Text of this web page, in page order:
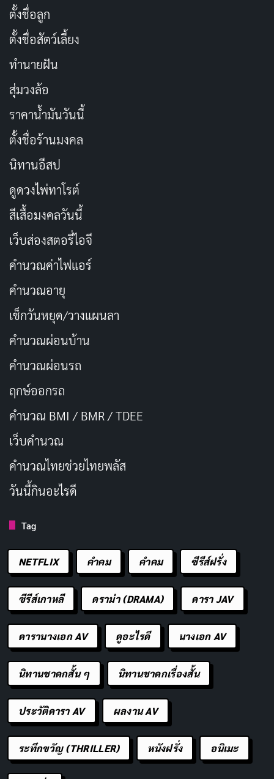
รีวิว Numbers (ล้างบัญชีแค้น)
IMDb - 7.1
หากคุณชื่นชอบซีรีส์แนวสืบสวนสอบสวนและการแก้
แค้น ลองรับชมซีรีส์ Numbers (ล้างบัญชีแค้น) ดูสิ คุณ
User Rating:
FIRST AIR
2018-05-01
EPISODES
Numbers
20181 ซีซัน
Numbers พาผู้ชมไปรู้จักนักคณิตศาสตร์อัจฉริยะผู้ค้น
พบทฤษฎีและพรมแดนใหม่ของวิชาคณิตศาสตร์ ใน
แบบที่ไม่เคยมีใครเห็นมาก่อน เพื่อเผยให้เห็นความ
งามของตัวเลข ต่างจากสารคดีเคร่งขรึมทั่วไป
รายการนี้จะคลี่คลายปริศนาของตัวเลขราวกับนักสืบ
ที่ตามแกะรอย ทำให้คณิตศาสตร์เป็นเรื่องสนุกและ
เข้าถึงได้
Copy URL
ตั้งชื่อลูก
ตั้งชื่อสัตว์เลี้ยง
ทำนายฝัน
สุ่มวงล้อ
ราคาน้ำมันวันนี้
ตั้งชื่อร้านมงคล
นิทานอีสป
ดูดวงไพ่ทาโรต์
สีเสื้อมงคลวันนี้
เว็บส่องสตอรี่ไอจี
คำนวณค่าไฟแอร์
คำนวณอายุ
เช็กวันหยุด/วางแผนลา
คำนวณผ่อนบ้าน
คำนวณผ่อนรถ
ฤกษ์ออกรถ
คำนวณ BMI / BMR / TDEE
เว็บคํานวณ
คํานวณไทยช่วยไทยพลัส
วันนี้กินอะไรดี
Tag
NETFLIX คำคม คําคม ซีรีส์ฝรั่ง
ซีรีส์เกาหลี ดราม่า (DRAMA) ดารา JAV
ดารานางเอก AV ดูอะไรดี นางเอก AV
นิทานชาดกสั้น ๆ นิทานชาดกเรื่องสั้น
ประวัติดารา AV ผลงาน AV
ระทึกขวัญ (THRILLER) หนังฝรั่ง อนิเมะ